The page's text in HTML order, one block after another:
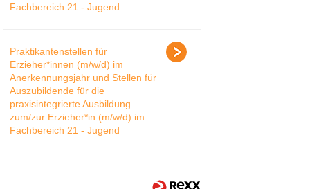
Fachbereich 21 - Jugend
Praktikantenstellen für
Erzieher*innen (m/w/d) im
Anerkennungsjahr und Stellen für
Auszubildende für die
praxisintegrierte Ausbildung
zum/zur Erzieher*in (m/w/d) im
Fachbereich 21 - Jugend